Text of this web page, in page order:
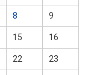
8 9
15 16
22 23